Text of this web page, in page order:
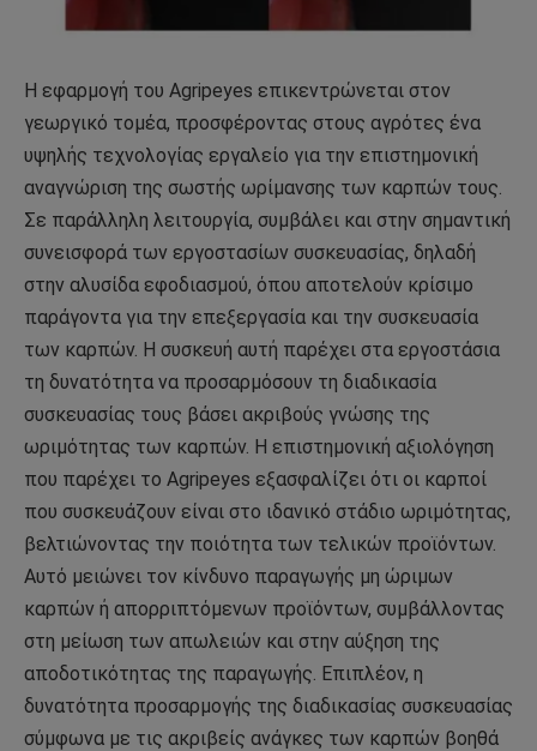
Η εφαρμογή του Agripeyes επικεντρώνεται στον
γεωργικό τομέα, προσφέροντας στους αγρότες ένα
υψηλής τεχνολογίας εργαλείο για την επιστημονική
αναγνώριση της σωστής ωρίμανσης των καρπών τους.
Σε παράλληλη λειτουργία, συμβάλει και στην σημαντική
συνεισφορά των εργοστασίων συσκευασίας, δηλαδή
στην αλυσίδα εφοδιασμού, όπου αποτελούν κρίσιμο
παράγοντα για την επεξεργασία και την συσκευασία
των καρπών. Η συσκευή αυτή παρέχει στα εργοστάσια
τη δυνατότητα να προσαρμόσουν τη διαδικασία
συσκευασίας τους βάσει ακριβούς γνώσης της
ωριμότητας των καρπών. Η επιστημονική αξιολόγηση
που παρέχει το Agripeyes εξασφαλίζει ότι οι καρποί
που συσκευάζουν είναι στο ιδανικό στάδιο ωριμότητας,
βελτιώνοντας την ποιότητα των τελικών προϊόντων.
Αυτό μειώνει τον κίνδυνο παραγωγής μη ώριμων
καρπών ή απορριπτόμενων προϊόντων, συμβάλλοντας
στη μείωση των απωλειών και στην αύξηση της
αποδοτικότητας της παραγωγής. Επιπλέον, η
δυνατότητα προσαρμογής της διαδικασίας συσκευασίας
σύμφωνα με τις ακριβείς ανάγκες των καρπών βοηθά